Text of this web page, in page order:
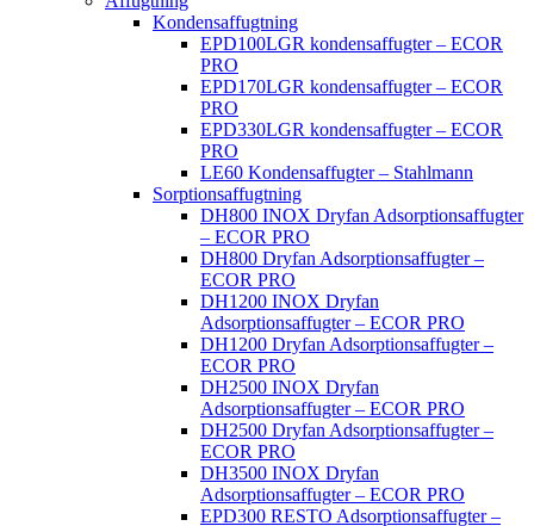
Kondensaffugtning
EPD100LGR kondensaffugter – ECOR
PRO
EPD170LGR kondensaffugter – ECOR
PRO
EPD330LGR kondensaffugter – ECOR
PRO
LE60 Kondensaffugter – Stahlmann
Sorptionsaffugtning
DH800 INOX Dryfan Adsorptionsaffugter
– ECOR PRO
DH800 Dryfan Adsorptionsaffugter –
ECOR PRO
DH1200 INOX Dryfan
Adsorptionsaffugter – ECOR PRO
DH1200 Dryfan Adsorptionsaffugter –
ECOR PRO
DH2500 INOX Dryfan
Adsorptionsaffugter – ECOR PRO
DH2500 Dryfan Adsorptionsaffugter –
ECOR PRO
DH3500 INOX Dryfan
Adsorptionsaffugter – ECOR PRO
EPD300 RESTO Adsorptionsaffugter –